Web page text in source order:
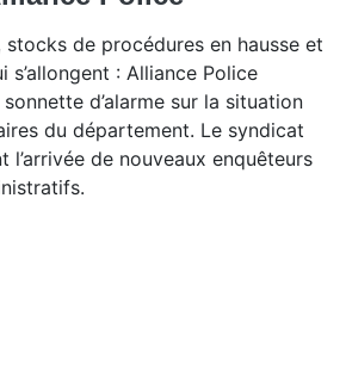
de procédures en hausse et
s’allongent : Alliance Police
d’alarme sur la situation
du département. Le syndicat
l’arrivée de nouveaux enquêteurs